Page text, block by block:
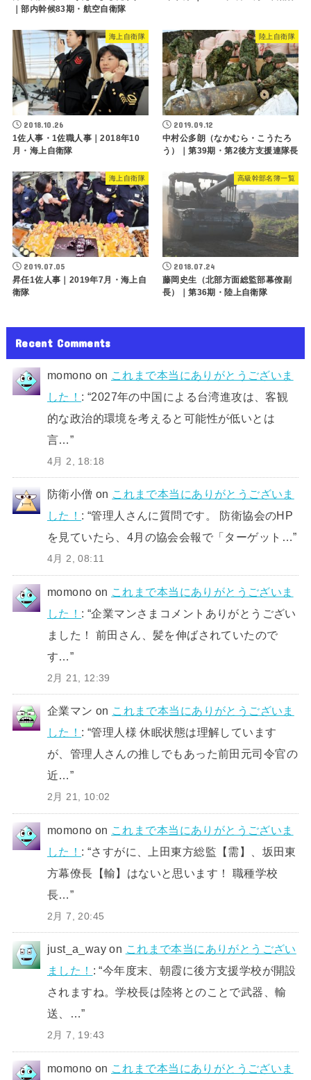
｜部内幹候83期・航空自衛隊
海上自衛隊
2018.10.26
1佐人事・1佐職人事｜2018年10
月・海上自衛隊
陸上自衛隊
2019.09.12
中村公多朗（なかむら・こうたろ
う）｜第39期・第2後方支援連隊長
海上自衛隊
2019.07.05
昇任1佐人事｜2019年7月・海上自
衛隊
高級幹部名簿一覧
2018.07.24
藤岡史生（北部方面総監部幕僚副
長）｜第36期・陸上自衛隊
Recent Comments
momono on これまで本当にありがとうございま
した！ : “2027年の中国による台湾進攻は、客観
的な政治的環境を考えると可能性が低いとは
言…”
4月 2, 18:18
防衛小僧 on これまで本当にありがとうございま
した！ : “管理人さんに質問です。 防衛協会のHP
を見ていたら、4月の協会会報で「ターゲット…”
4月 2, 08:11
momono on これまで本当にありがとうございま
した！ : “企業マンさまコメントありがとうござい
ました！ 前田さん、髪を伸ばされていたので
す…”
2月 21, 12:39
企業マン on これまで本当にありがとうございま
した！ : “管理人様 休眠状態は理解しています
が、管理人さんの推しでもあった前田元司令官の
近…”
2月 21, 10:02
momono on これまで本当にありがとうございま
した！ : “さすがに、上田東方総監【需】、坂田東
方幕僚長【輸】はないと思います！ 職種学校
長…”
2月 7, 20:45
just_a_way on これまで本当にありがとうござい
ました！ : “今年度末、朝霞に後方支援学校が開設
されますね。学校長は陸将とのことで武器、輸
送、…”
2月 7, 19:43
momono on これまで本当にありがとうございま